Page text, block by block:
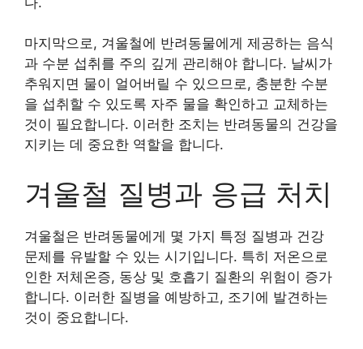
마지막으로, 겨울철에 반려동물에게 제공하는 음식
과 수분 섭취를 주의 깊게 관리해야 합니다. 날씨가
추워지면 물이 얼어버릴 수 있으므로, 충분한 수분
을 섭취할 수 있도록 자주 물을 확인하고 교체하는
것이 필요합니다. 이러한 조치는 반려동물의 건강을
지키는 데 중요한 역할을 합니다.
겨울철 질병과 응급 처치
겨울철은 반려동물에게 몇 가지 특정 질병과 건강
문제를 유발할 수 있는 시기입니다. 특히 저온으로
인한 저체온증, 동상 및 호흡기 질환의 위험이 증가
합니다. 이러한 질병을 예방하고, 조기에 발견하는
것이 중요합니다.